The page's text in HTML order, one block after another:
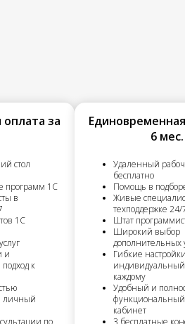
за
стол
программ 1С
в
1С
и
к
личный
по
6 мес.
Удаленный
бесплатно
Помощь в
Живые
техподдержке 24/
Штат
Широкий выбор
дополнительных
Гибкие
индивидуальный
каждому
Удобный и
кабинет
3 бесплатные